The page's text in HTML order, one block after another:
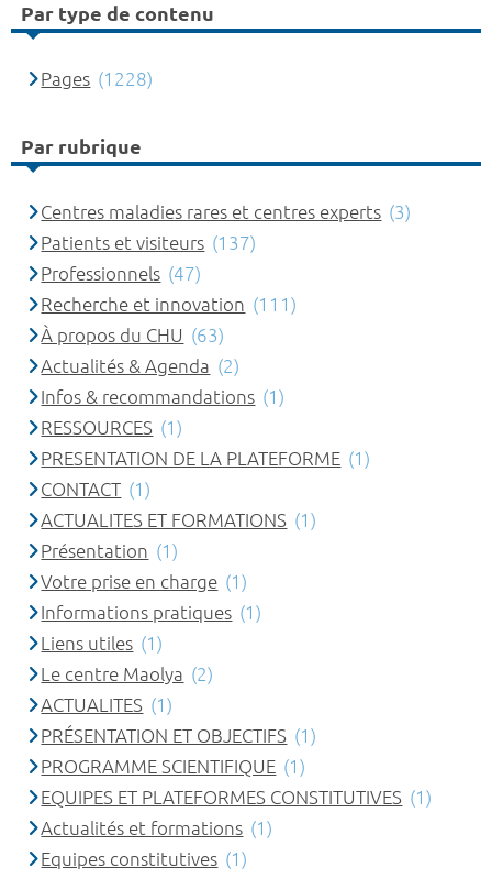
Par type de contenu
Pages (1228)
Par rubrique
Centres maladies rares et centres experts (3)
Patients et visiteurs (137)
Professionnels (47)
Recherche et innovation (111)
À propos du CHU (63)
Actualités & Agenda (2)
Infos & recommandations (1)
RESSOURCES (1)
PRESENTATION DE LA PLATEFORME (1)
CONTACT (1)
ACTUALITES ET FORMATIONS (1)
Présentation (1)
Votre prise en charge (1)
Informations pratiques (1)
Liens utiles (1)
Le centre Maolya (2)
ACTUALITES (1)
PRÉSENTATION ET OBJECTIFS (1)
PROGRAMME SCIENTIFIQUE (1)
EQUIPES ET PLATEFORMES CONSTITUTIVES (1)
Actualités et formations (1)
Equipes constitutives (1)